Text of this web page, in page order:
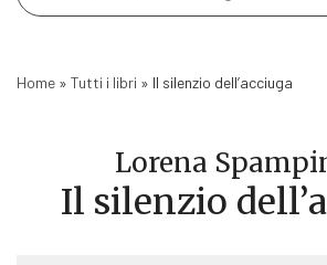
Home » Tutti i libri » Il silenzio dell’acciuga
Lorena
Il silenzio